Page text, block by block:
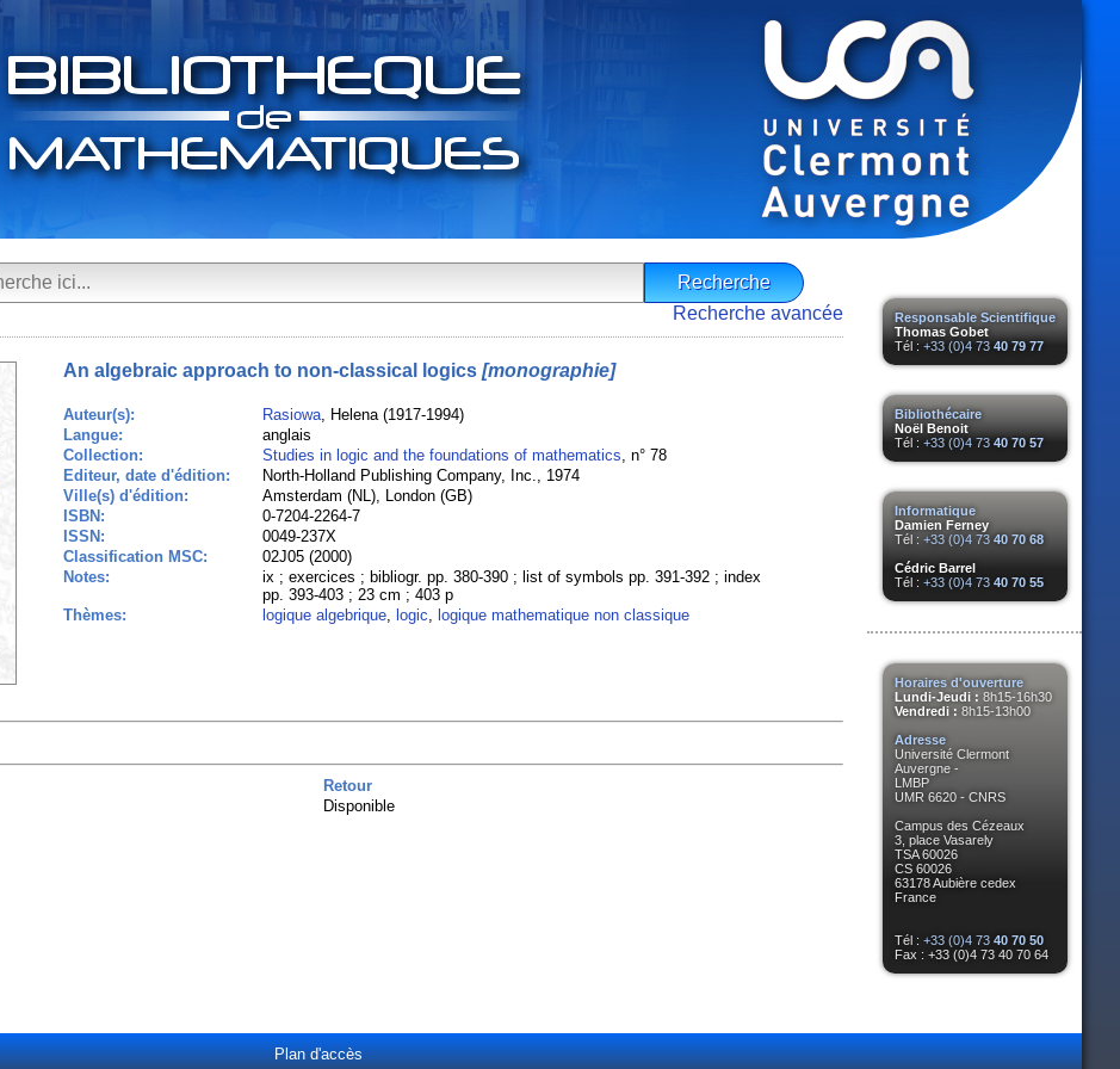
Responsable Scientifique
Thomas Gobet
Tél : +33 (0)4 73 40 79 77
Bibliothécaire
Noël Benoit
Tél : +33 (0)4 73 40 70 57
Informatique
Damien Ferney
Tél : +33 (0)4 73 40 70 68
Cédric Barrel
Tél : +33 (0)4 73 40 70 55
Horaires d'ouverture
Lundi-Jeudi : 8h15-16h30
Vendredi : 8h15-13h00
Adresse
Université Clermont
Auvergne -
LMBP
UMR 6620 - CNRS
Campus des Cézeaux
3, place Vasarely
TSA 60026
CS 60026
63178 Aubière cedex
France
Tél : +33 (0)4 73 40 70 50
Fax : +33 (0)4 73 40 70 64
Recherche avancée
An algebraic approach to non-classical logics[monographie]
Auteur(s): Rasiowa, Helena (1917-1994)
Langue:
anglais
Collection:
Studies in logic and the foundations of mathematics, n° 78
Editeur, date d'édition:
North-Holland Publishing Company, Inc., 1974
Ville(s) d'édition:
Amsterdam (NL), London (GB)
ISBN:
0-7204-2264-7
ISSN:
0049-237X
Classification MSC:
02J05 (2000)
Notes:
ix ; exercices ; bibliogr. pp. 380-390 ; list of symbols pp. 391-392 ; index
pp. 393-403 ; 23 cm ; 403 p
Thèmes:
logique algebrique, logic, logique mathematique non classique
Retour
Disponible
Plan d'accès